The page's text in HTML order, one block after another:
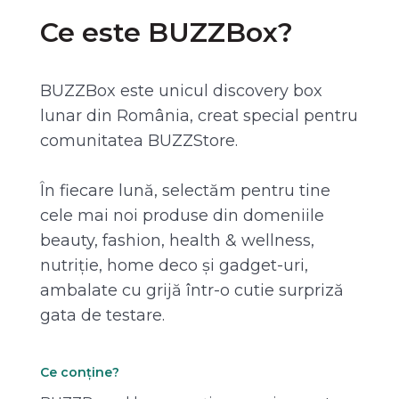
Ce este BUZZBox?
BUZZBox este unicul discovery box
lunar din România, creat special pentru
comunitatea BUZZStore.
În fiecare lună, selectăm pentru tine
cele mai noi produse din domeniile
beauty, fashion, health & wellness,
nutriție, home deco și gadget-uri,
ambalate cu grijă într-o cutie surpriză
gata de testare.
Ce conține?